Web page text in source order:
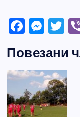
F
c
e
b
o
M
ss
e
n
g
T
itt
er
Повезани